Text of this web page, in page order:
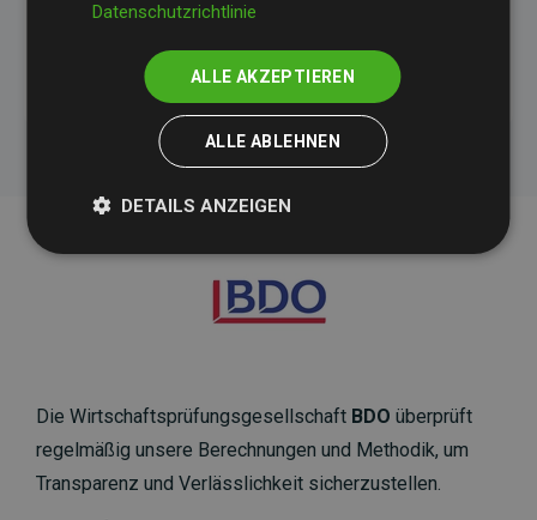
Initiative Websites, die Klimaprojekte unterstützen
Die Wirtschaftsprüfungsgesellschaft BDO überprüft
regelmäßig unsere Berechnungen und Methodik, um
Transparenz und Verlässlichkeit sicherzustellen.
Datenschutzrichtlinie
ALLE AKZEPTIEREN
ALLE ABLEHNEN
DETAILS ANZEIGEN